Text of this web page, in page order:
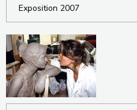
Exposition 2007